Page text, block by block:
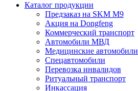
Каталог продукции
Предзаказ на SKM M9
Акция на Dongfeng
Коммерческий транспорт
Автомобили МВД
Медицинские автомобили
Спецавтомобили
Перевозка инвалидов
Ритуальный транспорт
Инкассация